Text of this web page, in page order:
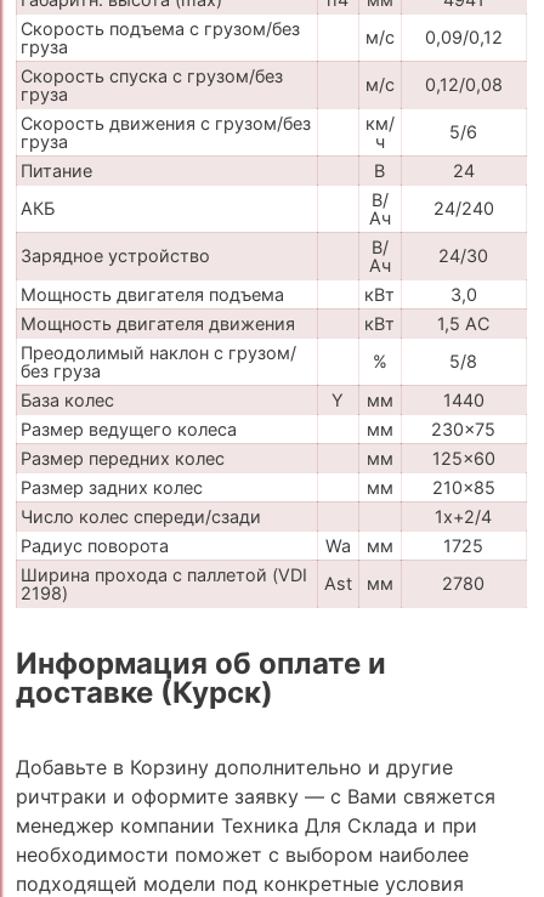
Скорость подъема с грузом/без
груза
м/с
0,09/0,12
Скорость спуска с грузом/без
груза
м/с
0,12/0,08
Скорость движения с грузом/без
груза
км/
ч
5/6
Питание
В
24
АКБ
В/
Ач
24/240
Зарядное устройство
В/
Ач
24/30
Мощность двигателя подъема
кВт
3,0
Мощность двигателя движения
кВт
1,5 AC
Преодолимый наклон с грузом/
без груза
%
5/8
База колес
Y мм
1440
Размер ведущего колеса
мм
230x75
Размер передних колес
мм
125x60
Размер задних колес
мм
210x85
Число колес спереди/сзади
1x+2/4
Радиус поворота
Wa мм
1725
Ширина прохода с паллетой (VDI
2198)
Ast мм 2780
Информация об оплате и
доставке (Курск)
Добавьте в Корзину дополнительно и другие
ричтраки и оформите заявку — с Вами свяжется
менеджер компании Техника Для Склада и при
необходимости поможет с выбором наиболее
подходящей модели под конкретные условия